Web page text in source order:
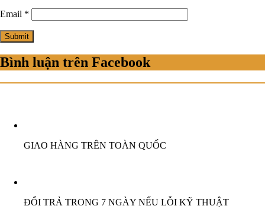
Email *
Bình luận trên Facebook
GIAO HÀNG TRÊN TOÀN QUỐC
ĐỔI TRẢ TRONG 7 NGÀY NẾU LỖI KỸ THUẬT